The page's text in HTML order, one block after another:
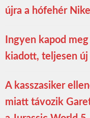
újra a hófehér
Ingyen kapod
kiadott, teljesen
A kasszasiker
miatt távozik